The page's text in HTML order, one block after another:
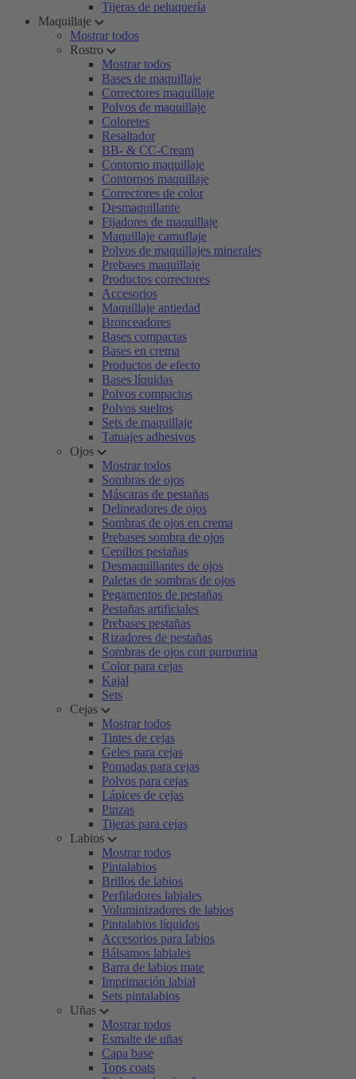
Tijeras de peluquería
Maquillaje
Mostrar todos
Rostro
Mostrar todos
Bases de maquillaje
Correctores maquillaje
Polvos de maquillaje
Coloretes
Resaltador
BB- & CC-Cream
Contorno maquillaje
Contornos maquillaje
Correctores de color
Desmaquillante
Fijadores de maquillaje
Maquillaje camuflaje
Polvos de maquillajes minerales
Prebases maquillaje
Productos correctores
Accesorios
Maquillaje antiedad
Bronceadores
Bases compactas
Bases en crema
Productos de efecto
Bases líquidas
Polvos compactos
Polvos sueltos
Sets de maquillaje
Tatuajes adhesivos
Ojos
Mostrar todos
Sombras de ojos
Máscaras de pestañas
Delineadores de ojos
Sombras de ojos en crema
Prebases sombra de ojos
Cepillos pestañas
Desmaquillantes de ojos
Paletas de sombras de ojos
Pegamentos de pestañas
Pestañas artificiales
Prebases pestañas
Rizadores de pestañas
Sombras de ojos con purpurina
Color para cejas
Kajal
Sets
Cejas
Mostrar todos
Tintes de cejas
Geles para cejas
Pomadas para cejas
Polvos para cejas
Lápices de cejas
Pinzas
Tijeras para cejas
Labios
Mostrar todos
Pintalabios
Brillos de labios
Perfiladores labiales
Voluminizadores de labios
Pintalabios líquidos
Accesorios para labios
Bálsamos labiales
Barra de labios mate
Imprimación labial
Sets pintalabios
Uñas
Mostrar todos
Esmalte de uñas
Capa base
Tops coats